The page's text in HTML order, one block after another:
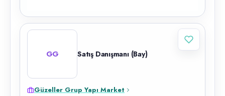
GG Satış Danışmanı (Bay)
Güzeller Grup Yapı Market